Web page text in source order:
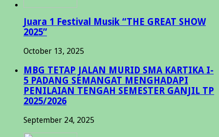
Juara 1 Festival Musik “THE GREAT SHOW
2025”
October 13, 2025
MBG TETAP JALAN MURID SMA KARTIKA I-
5 PADANG SEMANGAT MENGHADAPI
PENILAIAN TENGAH SEMESTER GANJIL TP
2025/2026
September 24, 2025